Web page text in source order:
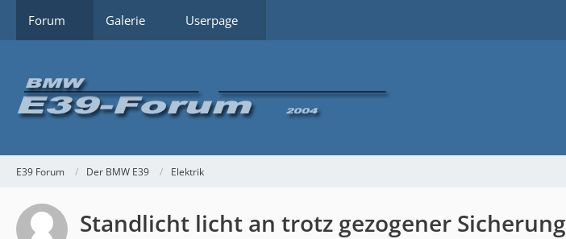
Forum Galerie Userpage
E39 Forum Der BMW E39 Elektrik
Standlicht licht an trotz gezogener Sicherung